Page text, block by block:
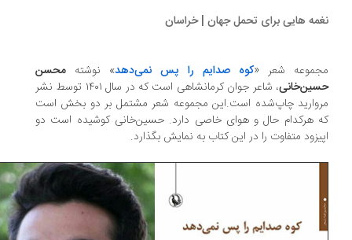
هایی برای تحمل جهان | خراسان
شعر «کوه صدایم را پس نمی‌دهد» نوشتهمحسن
، شاعر جوان کرمانشاهی است که در سال ۱۴۰۱ توسط نشر
چاپ‌شده است.این مجموعه شعر مشتمل بر دو بخش است
هرکدام حال و هوای خاصی دارد. حسین‌خانی کوشیده است دو
متفاوت را در این کتاب به نمایش بگذارد.